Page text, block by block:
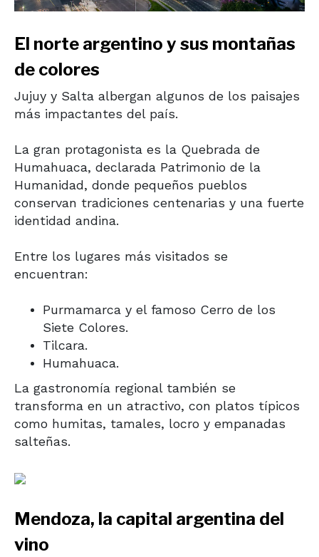
El norte argentino y sus montañas
de colores
Jujuy y Salta albergan algunos de los paisajes
más impactantes del país.
La gran protagonista es la Quebrada de
Humahuaca, declarada Patrimonio de la
Humanidad, donde pequeños pueblos
conservan tradiciones centenarias y una fuerte
identidad andina.
Entre los lugares más visitados se
encuentran:
Purmamarca y el famoso Cerro de los
Siete Colores.
Tilcara.
Humahuaca.
La gastronomía regional también se
transforma en un atractivo, con platos típicos
como humitas, tamales, locro y empanadas
salteñas.
Mendoza, la capital argentina del
vino